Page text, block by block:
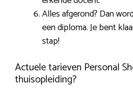
Alles afgerond? Dan
een diploma. Je bent
stap!
Actuele tarieven Personal
thuisopleiding?